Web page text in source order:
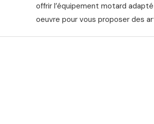
offrir l’équipement motard
oeuvre pour vous proposer des